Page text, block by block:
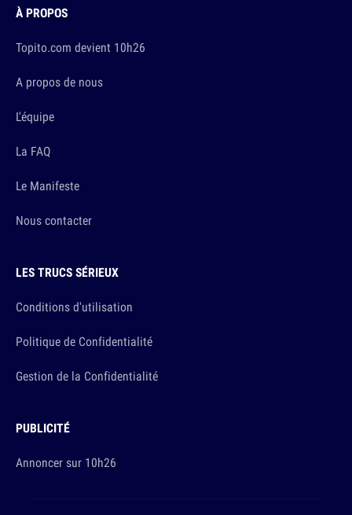
À PROPOS
Topito.com devient 10h26
A propos de nous
L'équipe
La FAQ
Le Manifeste
Nous contacter
LES TRUCS SÉRIEUX
Conditions d'utilisation
Politique de Confidentialité
Gestion de la Confidentialité
PUBLICITÉ
Annoncer sur 10h26